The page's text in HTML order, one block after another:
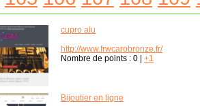
cupro alu
http://www.frwcarobronze.fr/
Nombre de points : 0 +1
Bijoutier en ligne